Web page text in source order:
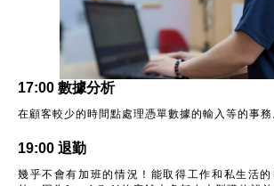
17:00 數據分析
在顧客較少的時間點處理憑單數據的輸入等的事務
19:00 退勤
幾乎不會有加班的情況！能取得工作和私生活